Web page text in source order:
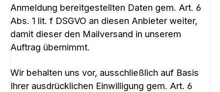
Anmeldung bereitgestellten Daten gem. Art. 6
Abs. 1 lit. f DSGVO an diesen Anbieter weiter,
damit dieser den Mailversand in unserem
Auftrag übernimmt.
Wir behalten uns vor, ausschließlich auf Basis
Ihrer ausdrücklichen Einwilligung gem. Art. 6